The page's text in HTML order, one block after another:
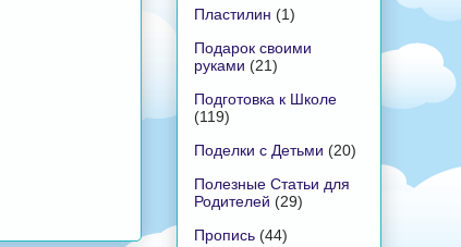
Пластилин (1)
Подарок своими
руками (21)
Подготовка к Школе
(119)
Поделки с Детьми (20)
Полезные Статьи для
Родителей (29)
Пропись (44)